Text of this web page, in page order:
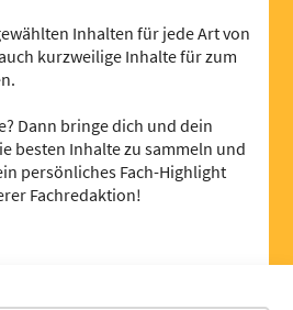
Inhalten für jede Art von
kurzweilige Inhalte für zum
Dann bringe dich und dein
besten Inhalte zu sammeln und
persönliches Fach-Highlight
Fachredaktion!